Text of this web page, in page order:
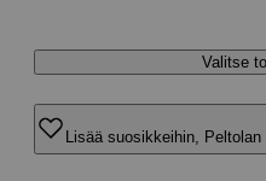
Valitse
Lisää suosikkeihin,